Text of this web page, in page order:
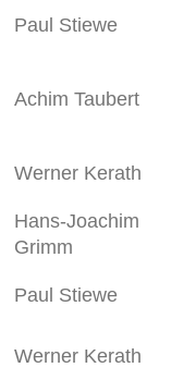
Paul Stiewe
Achim Taubert
Werner Kerath
Hans-Joachim
Grimm
Paul Stiewe
Werner Kerath